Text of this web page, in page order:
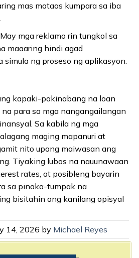
mas mataas kumpara sa iba
mga reklamo rin tungkol sa
maaaring hindi agad
ng proseso ng aplikasyon.
kapaki-pakinabang na loan
para sa mga nangangailangan
Sa kabila ng mga
maging mapanuri at
nito upang maiwasan ang
Tiyaking lubos na nauunawaan
rates, at posibleng bayarin
sa pinaka-tumpak na
bisitahin ang kanilang opisyal
14, 2026 by Michael Reyes